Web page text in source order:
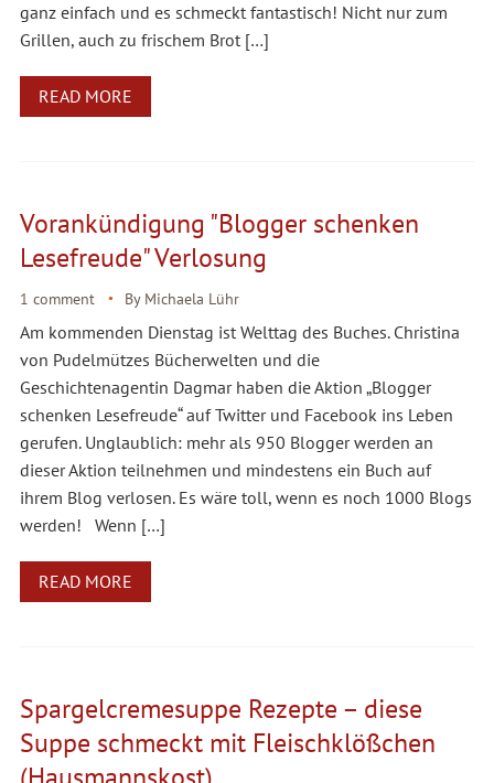
ganz einfach und es schmeckt fantastisch! Nicht nur zum
Grillen, auch zu frischem Brot […]
READ MORE
Vorankündigung "Blogger schenken
Lesefreude" Verlosung
1 comment By Michaela Lühr
Am kommenden Dienstag ist Welttag des Buches. Christina
von Pudelmützes Bücherwelten und die
Geschichtenagentin Dagmar haben die Aktion „Blogger
schenken Lesefreude“ auf Twitter und Facebook ins Leben
gerufen. Unglaublich: mehr als 950 Blogger werden an
dieser Aktion teilnehmen und mindestens ein Buch auf
ihrem Blog verlosen. Es wäre toll, wenn es noch 1000 Blogs
werden! Wenn […]
READ MORE
Spargelcremesuppe Rezepte – diese
Suppe schmeckt mit Fleischklößchen